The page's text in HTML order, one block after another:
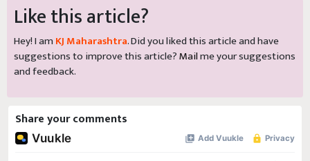
Like this article?
Hey! I am KJ Maharashtra. Did you liked this article and have
suggestions to improve this article?Mailme your suggestions
and feedback.
Share your comments